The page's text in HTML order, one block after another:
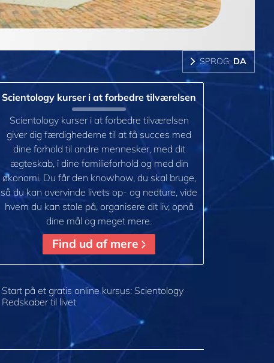
SPROG: DA
Scientology kurser i at forbedre tilværelsen
Scientology kurser i at forbedre tilværelsen
giver dig færdighederne til at få succes med
dine forhold til andre mennesker, med dit
ægteskab, i dine familieforhold og med din
økonomi. Du får den knowhow, du skal bruge,
så du kan overvinde livets op- og nedture, vide
hvem du kan stole på, organisere dit liv, opnå
dine mål og meget mere.
Find ud af mere
Start på et gratis online kursus: Scientology
Redskaber til livet